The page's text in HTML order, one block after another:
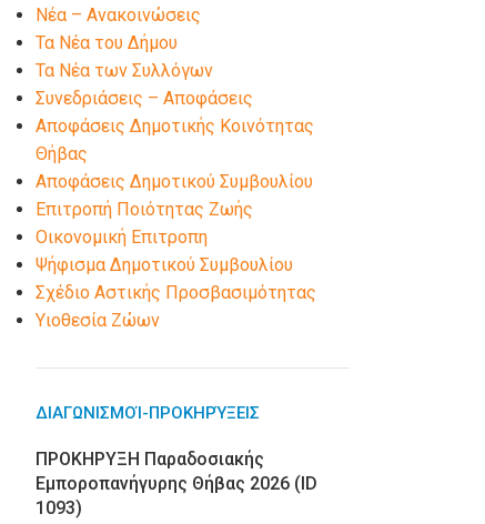
Νέα – Ανακοινώσεις
Τα Νέα του Δήμου
Τα Νέα των Συλλόγων
Συνεδριάσεις – Αποφάσεις
Αποφάσεις Δημοτικής Κοινότητας
Θήβας
Αποφάσεις Δημοτικού Συμβουλίου
Επιτροπή Ποιότητας Ζωής
Οικονομική Επιτροπη
Ψήφισμα Δημοτικού Συμβουλίου
Σχέδιο Αστικής Προσβασιμότητας
Υιοθεσία Ζώων
ΔΙΑΓΩΝΙΣΜΟΊ-ΠΡΟΚΗΡΎΞΕΙΣ
ΠΡΟΚΗΡΥΞΗ Παραδοσιακής
Εμποροπανήγυρης Θήβας 2026 (ID
1093)